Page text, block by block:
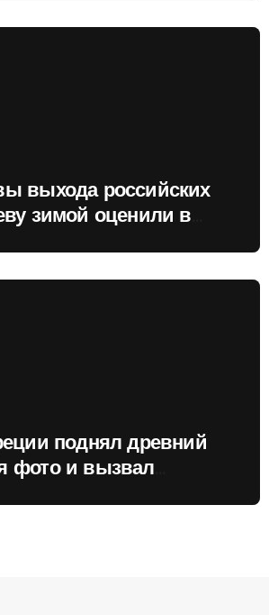
выхода российских
зимой оценили в
поднял древний
фото и вызвал